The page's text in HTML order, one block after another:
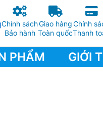
Chính sách
Bảo hành
Giao hàng
Toàn quốc
Chính
Thanh
PHẨM GIỚI